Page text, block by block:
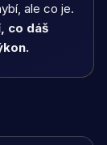
ale co je.
co dáš